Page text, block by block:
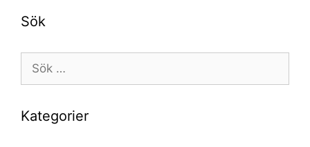
Sök
Sök
efter:
Kategorier